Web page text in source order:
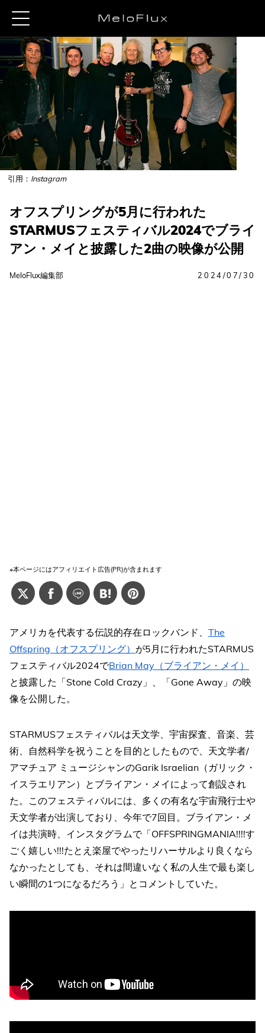
引用： Instagram
オフスプリングが5月に行われた
STARMUSフェスティバル2024でブライ
アン・メイと披露した2曲の映像が公開
MeloFlux編集部 2024/07/30
※本ページにはアフィリエイト広告(PR)が含まれます
アメリカを代表する伝説的存在ロックバンド、 The
Offspring（オフスプリング） が5月に行われたSTARMUS
フェスティバル2024でBrian May（ブライアン・メイ）
と披露した「Stone Cold Crazy」、「Gone Away」の映
像を公開した。
STARMUSフェスティバルは天文学、宇宙探査、音楽、芸
術、自然科学を祝うことを目的としたもので、天文学者/
アマチュア ミュージシャンのGarik Israelian（ガリック・
イスラエリアン）とブライアン・メイによって創設され
た。このフェスティバルには、多くの有名な宇宙飛行士や
天文学者が出演しており、今年で7回目。ブライアン・メ
イは共演時、インスタグラムで「OFFSPRINGMANIA!!!!す
ごく嬉しい!!!たとえ楽屋でやったリハーサルより良くなら
なかったとしても、それは間違いなく私の人生で最も楽し
い瞬間の1つになるだろう」とコメントしていた。